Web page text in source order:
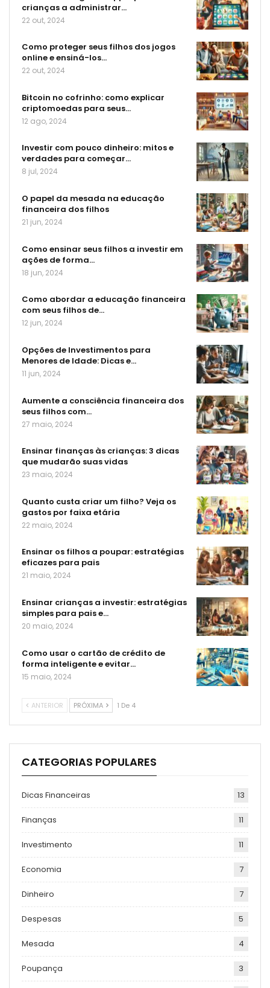
crianças a administrar…
22 out, 2024
Como proteger seus filhos dos jogos
online e ensiná-los…
22 out, 2024
Bitcoin no cofrinho: como explicar
criptomoedas para seus…
12 ago, 2024
Investir com pouco dinheiro: mitos e
verdades para começar…
8 jul, 2024
O papel da mesada na educação
financeira dos filhos
21 jun, 2024
Como ensinar seus filhos a investir em
ações de forma…
18 jun, 2024
Como abordar a educação financeira
com seus filhos de…
12 jun, 2024
Opções de Investimentos para
Menores de Idade: Dicas e…
11 jun, 2024
Aumente a consciência financeira dos
seus filhos com…
27 maio, 2024
Ensinar finanças às crianças: 3 dicas
que mudarão suas vidas
23 maio, 2024
Quanto custa criar um filho? Veja os
gastos por faixa etária
22 maio, 2024
Ensinar os filhos a poupar: estratégias
eficazes para pais
21 maio, 2024
Ensinar crianças a investir: estratégias
simples para pais e…
20 maio, 2024
Como usar o cartão de crédito de
forma inteligente e evitar…
15 maio, 2024
ANTERIOR PRÓXIMA 1 De 4
CATEGORIAS POPULARES
Dicas Financeiras 13
Finanças 11
Investimento 11
Economia 7
Dinheiro 7
Despesas 5
Mesada 4
Poupança 3